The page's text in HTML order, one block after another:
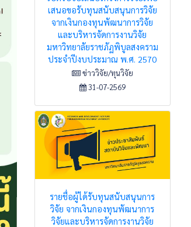
เสนอขอรับทุนสนับสนุนการวิจัย
จากเงินกองทุนพัฒนาการวิจัย
และบริหารจัดการงานวิจัย
มหาวิทยาลัยราชภัฏพิบูลสงคราม
ประจำปีงบประมาณ พ.ศ. 2570
ข่าววิจัย/ทุนวิจัย
31-07-2569
รายชื่อผู้ได้รับทุนสนับสนุนการ
วิจัย จากเงินกองทุนพัฒนาการ
วิจัยและบริหารจัดการงานวิจัย